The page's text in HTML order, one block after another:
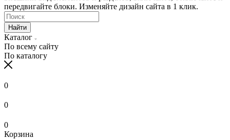
передвигайте блоки. Изменяйте дизайн сайта в 1 клик.
Найти
Каталог
По всему сайту
По каталогу
0
0
0
Корзина